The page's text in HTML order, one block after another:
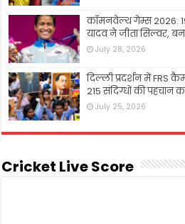
कॉमनवेल्थ गेम्स 2026:
यादव ने जीता सिल्वर,
July 28, 2026
दिल्ली प्रदर्शन में FRS
215 संदिग्धों की पहचान
July 25, 2026
Cricket Live Score